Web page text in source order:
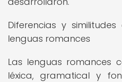
Diferencias y
lenguas romances
Las lenguas romances
léxica, gramatical y